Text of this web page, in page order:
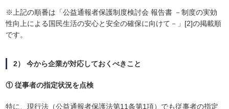
※上記の順番は「公益通報者保護制度検討会 報告書 －制度の実効
性向上による国民生活の安心と安全の確保に向けて－」[2]の掲載順
です。
2） 今から企業が対応しておくべきこと
① 従事者の指定状況を点検
特に、現行法（公益通報者保護法第11条第1項）でも従事者の指定